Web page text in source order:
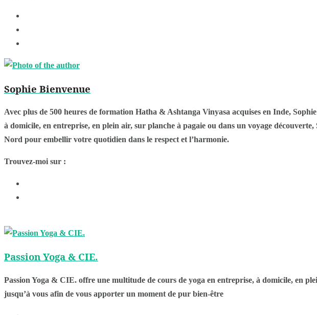
Sophie Bienvenue
Avec plus de 500 heures de formation Hatha & Ashtanga Vinyasa acquises en Inde,
à domicile, en entreprise, en plein air, sur planche à pagaie ou dans un voyage
Nord pour embellir votre quotidien dans le respect et l’harmonie.
Trouvez-moi sur :
Passion Yoga & CIE.
Passion Yoga & CIE. offre une multitude de cours de yoga en entreprise, à domicile, en
jusqu’à vous afin de vous apporter un moment de pur bien-être